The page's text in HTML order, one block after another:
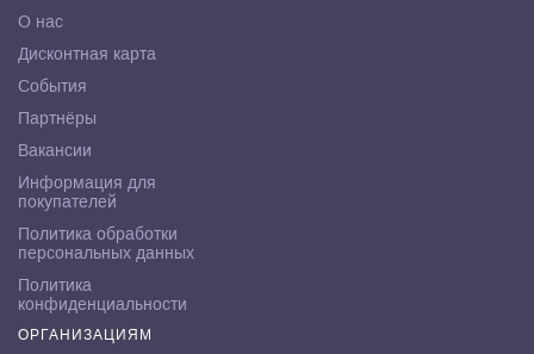
О нас
Дисконтная карта
События
Партнёры
Вакансии
Информация для
покупателей
Политика обработки
персональных данных
Политика
конфиденциальности
ОРГАНИЗАЦИЯМ